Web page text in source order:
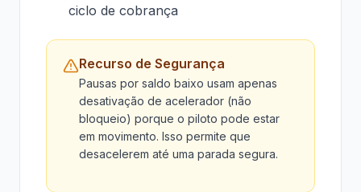
ciclo de cobrança
Recurso de Segurança
Pausas por saldo baixo usam apenas
desativação de acelerador (não
bloqueio) porque o piloto pode estar
em movimento. Isso permite que
desacelerem até uma parada segura.